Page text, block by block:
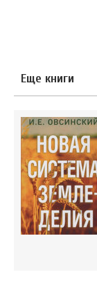
Еще книги